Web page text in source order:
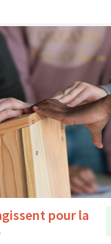
pour la